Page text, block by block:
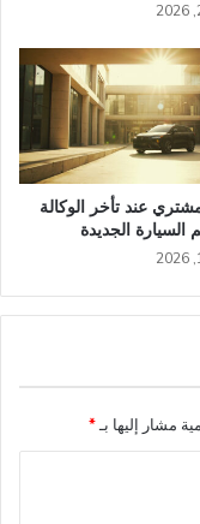
عند تأخر الوكالة
الجديدة
مشار إليها بـ*